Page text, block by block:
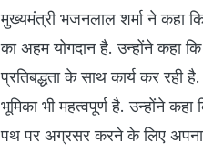
मुख्यमंत्री भजनलाल शर्मा ने कहा
का अहम योगदान है. उन्होंने कहा
प्रतिबद्धता के साथ कार्य कर रही
भूमिका भी महत्वपूर्ण है. उन्होंने
पथ पर अग्रसर करने के लिए अपना